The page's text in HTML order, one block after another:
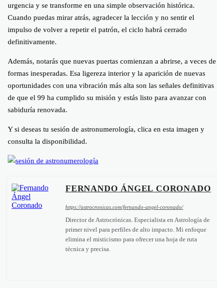
urgencia y se transforme en una simple observación histórica.
Cuando puedas mirar atrás, agradecer la lección y no sentir el
impulso de volver a repetir el patrón, el ciclo habrá cerrado
definitivamente.
Además, notarás que nuevas puertas comienzan a abrirse, a veces de
formas inesperadas. Esa ligereza interior y la aparición de nuevas
oportunidades con una vibración más alta son las señales definitivas
de que el 99 ha cumplido su misión y estás listo para avanzar con
sabiduría renovada.
Y si deseas tu sesión de astronumerología, clica en esta imagen y
consulta la disponibilidad.
FERNANDO ÁNGEL CORONADO
https://astrocronicas.com/fernando-angel-coronado/
Director de Astrocrónicas. Especialista en Astrología de
primer nivel para perfiles de alto impacto. Mi enfoque
elimina el misticismo para ofrecer una hoja de ruta
técnica y precisa.